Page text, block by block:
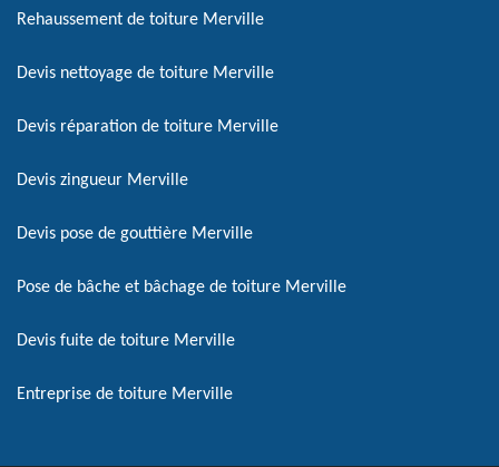
Rehaussement de toiture Merville
Devis nettoyage de toiture Merville
Devis réparation de toiture Merville
Devis zingueur Merville
Devis pose de gouttière Merville
Pose de bâche et bâchage de toiture Merville
Devis fuite de toiture Merville
Entreprise de toiture Merville